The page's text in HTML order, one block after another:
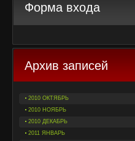
Форма входа
Архив записей
2010 ОКТЯБРЬ
2010 НОЯБРЬ
2010 ДЕКАБРЬ
2011 ЯНВАРЬ